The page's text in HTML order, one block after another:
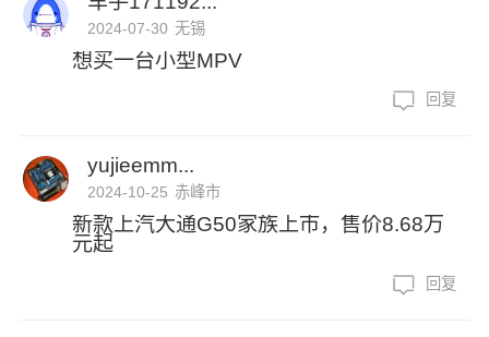
2024-07-30 无锡
想买一台小型MPV
回复
yujieemm...
2024-10-25 赤峰市
新款上汽大通G50家族上市，售价8.68万
元起
回复